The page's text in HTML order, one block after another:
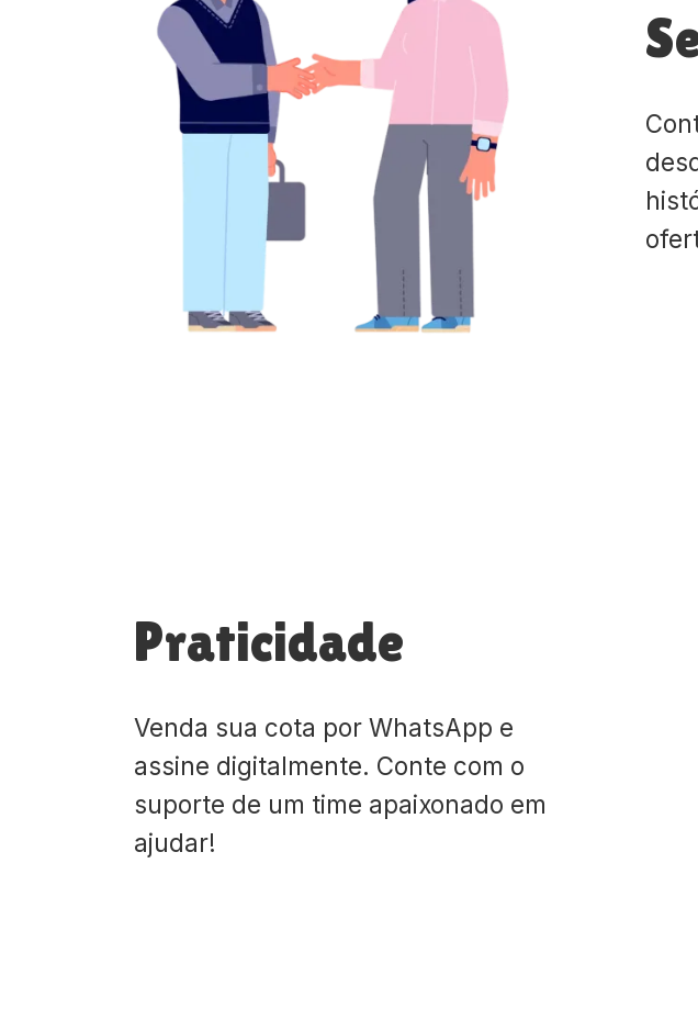
Praticidade
Venda sua cota por WhatsApp e
assine digitalmente. Conte com o
suporte de um time apaixonado em
ajudar!